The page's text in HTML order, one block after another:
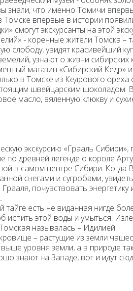
знали, что именно Томичи
Томске впервые в истории
смогут экскурсанты на этой
- коренные жители Томска –
слободу, увидят красивейший
узнают о жизни
магазин «Сибирский Кедр»
в Томске из Кедрового
швейцарским шоколадом.
масло, вяленную клюкву и
экскурсию «Грааль Сибири»,
по древней легенде о короле
в самом центре Сибири.
снегами и сугробами,
почувствовать
тайге есть не виданная нигде
испить этой воды и умыться.
называлась – Идилией.
– растущие из земли
уровня земли, а в природе
знают на Западе, вот и идут